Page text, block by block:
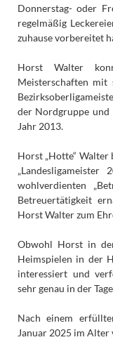
Donnerstag- oder
regelmäßig
zuhause vorbereitet
Horst Walter
Meisterschaften
der Nordgruppe und
Jahr 2013.
Horst „Hotte“
wohlverdienten
Betreuertätigkeit
Horst Walter zum
Obwohl Horst in
Heimspielen in der
interessiert und
sehr genau in der
Nach einem
Januar 2025 im Alter